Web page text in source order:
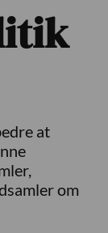
at
om